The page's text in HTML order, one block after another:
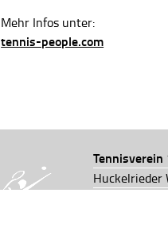
Mehr Infos unter:
tennis-people.com
Huckelrieder